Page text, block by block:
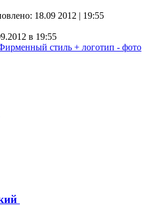
18.09 2012 | 19:55
в 19:55